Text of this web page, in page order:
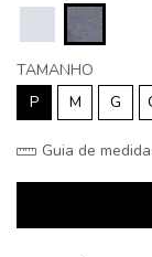
TAMANHO
P
M G
Guia de